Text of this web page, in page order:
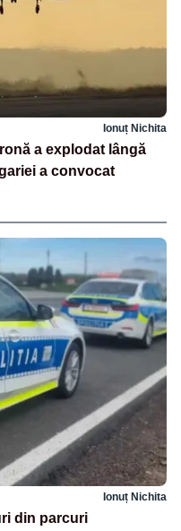
Ionuț Nichita
a explodat lângă
a convocat
Ionuț Nichita
din parcuri